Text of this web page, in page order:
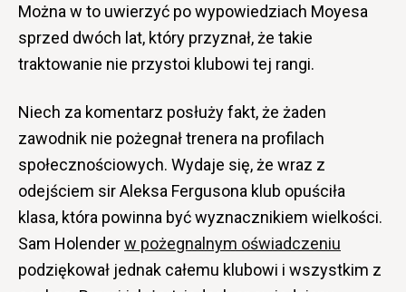
Można w to uwierzyć po wypowiedziach Moyesa
sprzed dwóch lat, który przyznał, że takie
traktowanie nie przystoi klubowi tej rangi.
Niech za komentarz posłuży fakt, że żaden
zawodnik nie pożegnał trenera na profilach
społecznościowych. Wydaje się, że wraz z
odejściem sir Aleksa Fergusona klub opuściła
klasa, która powinna być wyznacznikiem wielkości.
Sam Holenderw pożegnalnym oświadczeniu
podziękował jednak całemu klubowi i wszystkim z